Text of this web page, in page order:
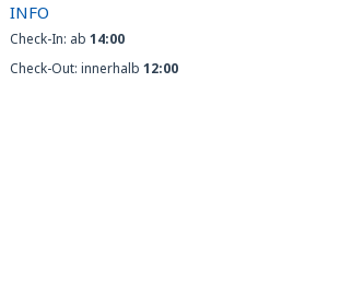
INFO
Check-In: ab14:00
Check-Out: innerhalb12:00